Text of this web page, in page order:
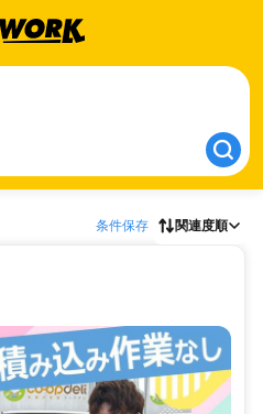
条件保存 関連度順